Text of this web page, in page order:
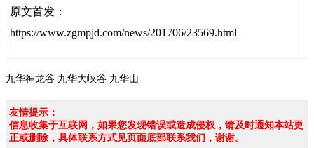
原文首发：
https://www.zgmpjd.com/news/201706/23569.html
九华神龙谷 九华大峡谷 九华山
友情提示：
信息收集于互联网，如果您发现错误或造成侵权，请及时通知本站更
正或删除，具体联系方式见页面底部联系我们，谢谢。